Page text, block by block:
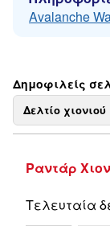
Avalanche
Δημοφιλείς
Δελτίο χιονιού
Ραντάρ
Τελευταία